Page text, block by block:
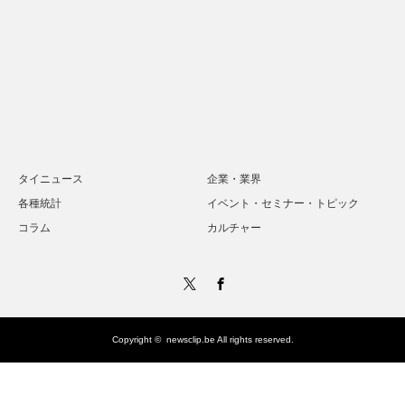
タイニュース
企業・業界
各種統計
イベント・セミナー・トピック
コラム
カルチャー
Copyright © newsclip.be All rights reserved.